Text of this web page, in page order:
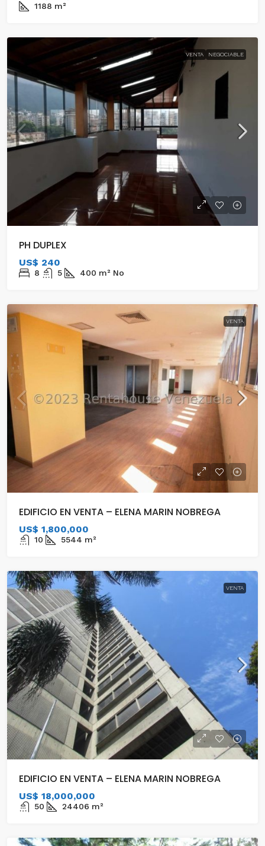
1188 m²
VENTA NEGOCIABLE
PH DUPLEX
US$ 240
8 5 400 m² No
VENTA
EDIFICIO EN VENTA – ELENA MARIN NOBREGA
US$ 1,800,000
10 5544 m²
VENTA
EDIFICIO EN VENTA – ELENA MARIN NOBREGA
US$ 18,000,000
50 24406 m²